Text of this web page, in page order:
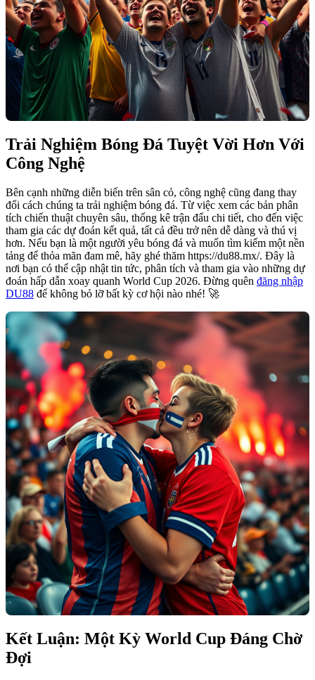
Trải Nghiệm Bóng Đá Tuyệt Vời Hơn Với
Công Nghệ
Bên cạnh những diễn biến trên sân cỏ, công nghệ cũng đang thay
đổi cách chúng ta trải nghiệm bóng đá. Từ việc xem các bản phân
tích chiến thuật chuyên sâu, thống kê trận đấu chi tiết, cho đến việc
tham gia các dự đoán kết quả, tất cả đều trở nên dễ dàng và thú vị
hơn. Nếu bạn là một người yêu bóng đá và muốn tìm kiếm một nền
tảng để thỏa mãn đam mê, hãy ghé thăm https://du88.mx/. Đây là
nơi bạn có thể cập nhật tin tức, phân tích và tham gia vào những dự
đoán hấp dẫn xoay quanh World Cup 2026. Đừng quên đăng nhập
DU88 để không bỏ lỡ bất kỳ cơ hội nào nhé! 🚀
Kết Luận: Một Kỳ World Cup Đáng Chờ
Đợi